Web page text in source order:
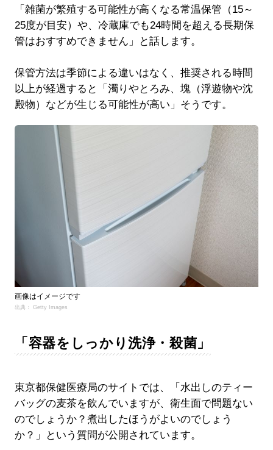
「雑菌が繁殖する可能性が高くなる常温保管（15～
25度が目安）や、冷蔵庫でも24時間を超える長期保
管はおすすめできません」と話します。
保管方法は季節による違いはなく、推奨される時間
以上が経過すると「濁りやとろみ、塊（浮遊物や沈
殿物）などが生じる可能性が高い」そうです。
画像はイメージです
出典： Getty Images
「容器をしっかり洗浄・殺菌」
東京都保健医療局のサイトでは、「水出しのティー
バッグの麦茶を飲んでいますが、衛生面で問題ない
のでしょうか？煮出したほうがよいのでしょう
か？」という質問が公開されています。